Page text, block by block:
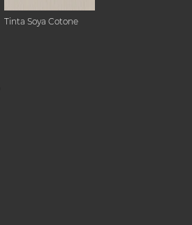
Tinta Soya Cotone